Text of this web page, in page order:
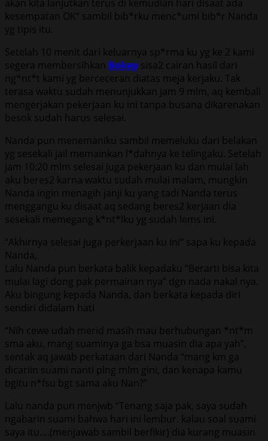
akan kita lanjutkan terus di kemudian hari disaat ada
kesempatan OK” sambil bib*rku menc*umi bib*r Nanda
yg tipis itu.
Setelah 10 menit dari keluarnya sp*rma ku yg ke 2 kami
segera membersihkan Bokep sisa2 cairan hasil dari
ng*nt*t kami yg berceceran diatas meja kerjaku. Tak
terasa waktu sudah menunjukkan jam 9 mlm, aq kembali
mengerjakan pekerjaan ku ini tanpa busana dikarenakan
besok sudah harus selesai.
Nanda pun menemaniku sambil memeluku dari belakan
yg sesekali jail memainkan l*dahnya ke telingaku. Setelah
jam 10:20 mlm selesai juga pekerjaan ku dan mulai lah
aku beres2 karna waktu sudah mulai malam, mungkin
Nanda ingin menagih janji ku yang tadi Nanda terus
menggangu ku disaat aq sedang beres2 kerjaan dia
sesekali memegang k*nt*lku yg sudah lems ini.
“Akhirnya selesai juga perkerjaan ku ini” sapa ku kepada
Nanda,
Lalu Nanda pun berkata balik kepadaku “Berarti bisa kita
mulai lagi dong pak permainan nya” dgn nada nakal nya.
Aku bingung kepada Nanda, dan berkata kepada diri
sendiri didalam hati
“Nih cewe udah merid masih mau berhubungan *nt*m
sma aku, mang suaminya ga bsa muasin dia apa yah”,
sentak aq jawab perkataan dari Nanda “mang km ga
dicariin suami nanti plng mlm gini, dan kenapa kamu
bgitu n*fsu bgt sama aku Nan?”
Lalu nanda pun menjwb “Tenang saja pak, saya sudah
ngabarin suami bahwa hari ini lembur. kalau soal suami
saya itu….(menjawab sambil berfikir) dia kurang muasin